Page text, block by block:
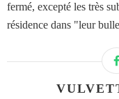
fermé, excepté les très
résidence dans "leur